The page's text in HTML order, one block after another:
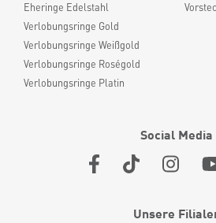
Eheringe Edelstahl
Verlobungsringe Gold
Verlobungsringe Weißgold
Verlobungsringe Roségold
Verlobungsringe Platin
Social Media
Unsere